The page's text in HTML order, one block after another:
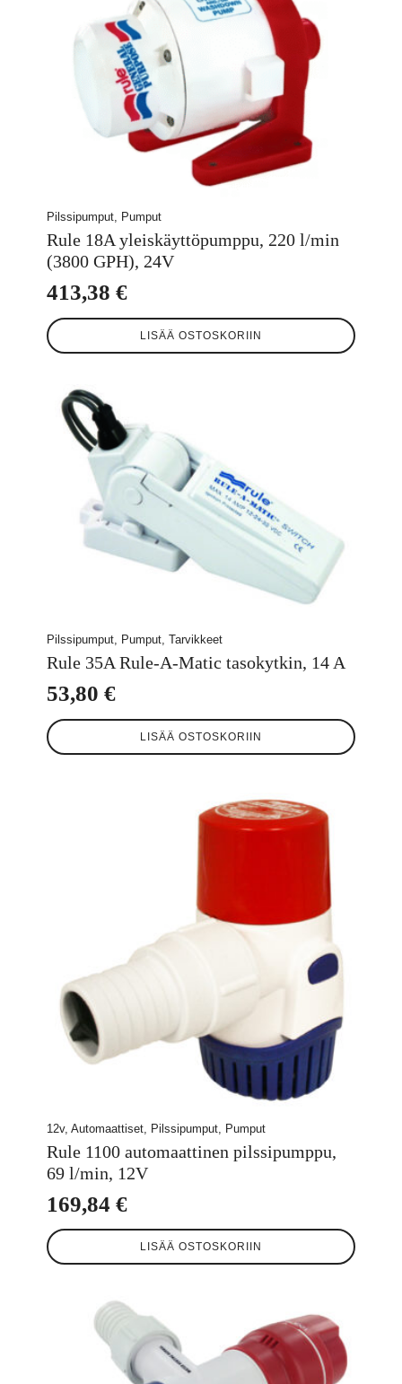
Pilssipumput, Pumput
Rule 18A yleiskäyttöpumppu, 220 l/min
(3800 GPH), 24V
413,38 €
LISÄÄ OSTOSKORIIN
Pilssipumput, Pumput, Tarvikkeet
Rule 35A Rule-A-Matic tasokytkin, 14 A
53,80 €
LISÄÄ OSTOSKORIIN
12v, Automaattiset, Pilssipumput, Pumput
Rule 1100 automaattinen pilssipumppu,
69 l/min, 12V
169,84 €
LISÄÄ OSTOSKORIIN